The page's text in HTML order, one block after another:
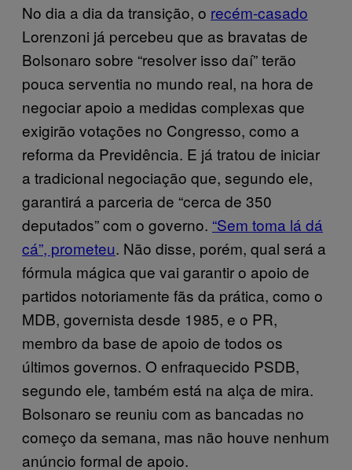
No dia a dia da transição, o recém-casado
Lorenzoni já percebeu que as bravatas de
Bolsonaro sobre “resolver isso daí” terão
pouca serventia no mundo real, na hora de
negociar apoio a medidas complexas que
exigirão votações no Congresso, como a
reforma da Previdência. E já tratou de iniciar
a tradicional negociação que, segundo ele,
garantirá a parceria de “cerca de 350
deputados” com o governo. “Sem toma lá dá
cá”, prometeu. Não disse, porém, qual será a
fórmula mágica que vai garantir o apoio de
partidos notoriamente fãs da prática, como o
MDB, governista desde 1985, e o PR,
membro da base de apoio de todos os
últimos governos. O enfraquecido PSDB,
segundo ele, também está na alça de mira.
Bolsonaro se reuniu com as bancadas no
começo da semana, mas não houve nenhum
anúncio formal de apoio.